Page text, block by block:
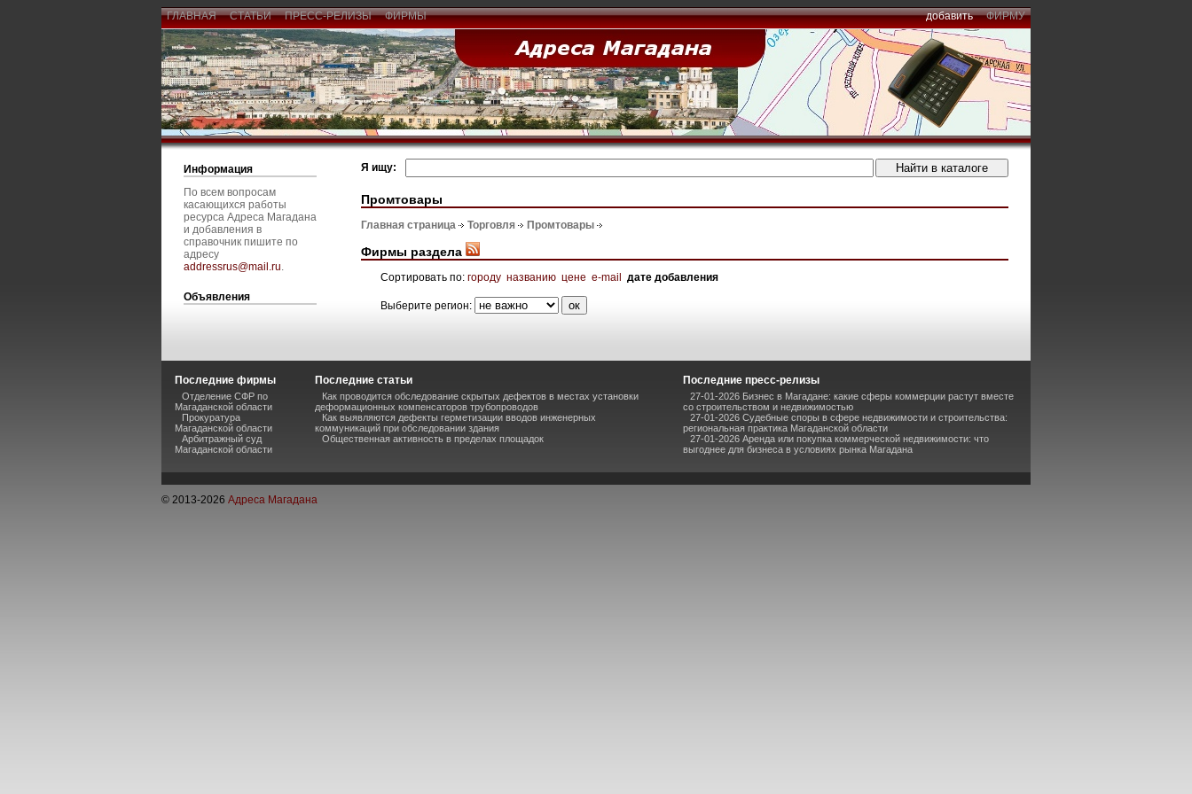
ГЛАВНАЯ СТАТЬИ ПРЕСС-РЕЛИЗЫ ФИРМЫ добавить ФИРМУ
Информация
По всем вопросам
касающихся работы
ресурса Адреса Магадана
и добавления в
справочник пишите по
адресу
addressrus@mail.ru.
Объявления
Я ищу:
Промтовары
Главная страница Торговля Промтовары
Фирмы раздела
Сортировать по: городу названию цене e-mail дате добавления
Выберите регион:
Последние фирмы
Отделение СФР по
Магаданской области
Прокуратура
Магаданской области
Арбитражный суд
Магаданской области
Последние статьи
Как проводится обследование скрытых дефектов в местах установки
деформационных компенсаторов трубопроводов
Как выявляются дефекты герметизации вводов инженерных
коммуникаций при обследовании здания
Общественная активность в пределах площадок
Последние пресс-релизы
27-01-2026 Бизнес в Магадане: какие сферы коммерции растут вместе
со строительством и недвижимостью
27-01-2026 Судебные споры в сфере недвижимости и строительства:
региональная практика Магаданской области
27-01-2026 Аренда или покупка коммерческой недвижимости: что
выгоднее для бизнеса в условиях рынка Магадана
© 2013-2026 Адреса Магадана